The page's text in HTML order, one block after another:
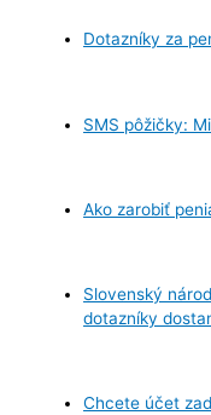
Dotazníky za
SMS pôžičky:
Ako zarobiť
Slovenský
dotazníky
Chcete účet